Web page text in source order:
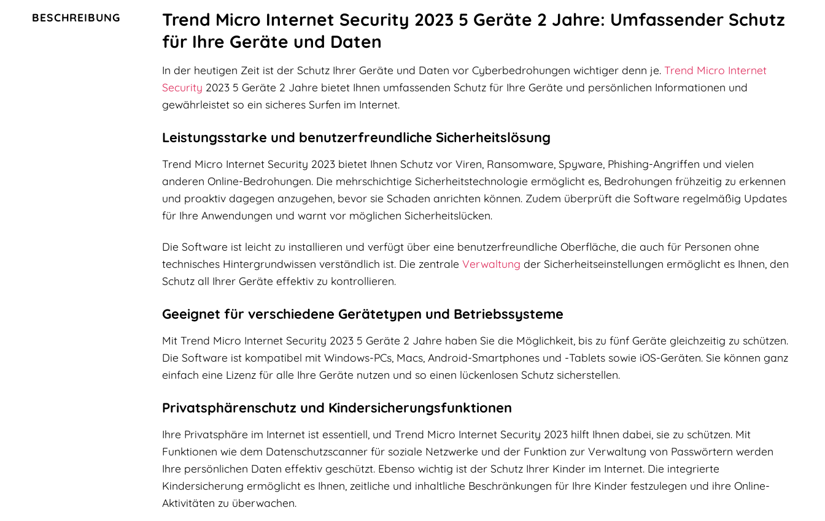
BESCHREIBUNG
Trend Micro Internet Security 2023 5 Geräte 2 Jahre: Umfassender Schutz
für Ihre Geräte und Daten
In der heutigen Zeit ist der Schutz Ihrer Geräte und Daten vor Cyberbedrohungen wichtiger denn je. Trend Micro Internet
Security 2023 5 Geräte 2 Jahre bietet Ihnen umfassenden Schutz für Ihre Geräte und persönlichen Informationen und
gewährleistet so ein sicheres Surfen im Internet.
Leistungsstarke und benutzerfreundliche Sicherheitslösung
Trend Micro Internet Security 2023 bietet Ihnen Schutz vor Viren, Ransomware, Spyware, Phishing-Angriffen und vielen
anderen Online-Bedrohungen. Die mehrschichtige Sicherheitstechnologie ermöglicht es, Bedrohungen frühzeitig zu erkennen
und proaktiv dagegen anzugehen, bevor sie Schaden anrichten können. Zudem überprüft die Software regelmäßig Updates
für Ihre Anwendungen und warnt vor möglichen Sicherheitslücken.
Die Software ist leicht zu installieren und verfügt über eine benutzerfreundliche Oberfläche, die auch für Personen ohne
technisches Hintergrundwissen verständlich ist. Die zentrale Verwaltung der Sicherheitseinstellungen ermöglicht es Ihnen, den
Schutz all Ihrer Geräte effektiv zu kontrollieren.
Geeignet für verschiedene Gerätetypen und Betriebssysteme
Mit Trend Micro Internet Security 2023 5 Geräte 2 Jahre haben Sie die Möglichkeit, bis zu fünf Geräte gleichzeitig zu schützen.
Die Software ist kompatibel mit Windows-PCs, Macs, Android-Smartphones und -Tablets sowie iOS-Geräten. Sie können ganz
einfach eine Lizenz für alle Ihre Geräte nutzen und so einen lückenlosen Schutz sicherstellen.
Privatsphärenschutz und Kindersicherungsfunktionen
Ihre Privatsphäre im Internet ist essentiell, und Trend Micro Internet Security 2023 hilft Ihnen dabei, sie zu schützen. Mit
Funktionen wie dem Datenschutzscanner für soziale Netzwerke und der Funktion zur Verwaltung von Passwörtern werden
Ihre persönlichen Daten effektiv geschützt. Ebenso wichtig ist der Schutz Ihrer Kinder im Internet. Die integrierte
Kindersicherung ermöglicht es Ihnen, zeitliche und inhaltliche Beschränkungen für Ihre Kinder festzulegen und ihre Online-
Aktivitäten zu überwachen.